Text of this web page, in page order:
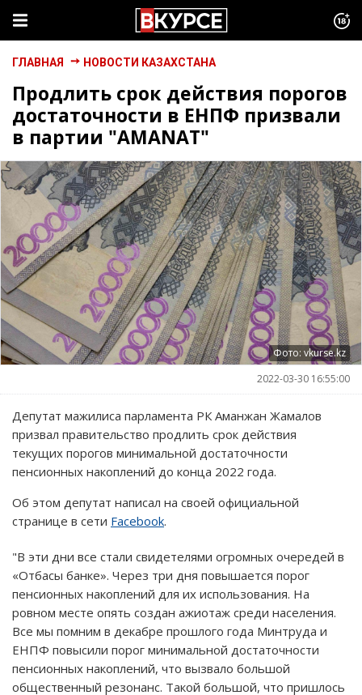
ГЛАВНАЯ НОВОСТИ КАЗАХСТАНА
Продлить срок действия порогов
достаточности в ЕНПФ призвали
в партии "AMANAT"
Фото: vkurse.kz
2022-03-30 16:55:00
Депутат мажилиса парламента РК Аманжан Жамалов
призвал правительство продлить срок действия
текущих порогов минимальной достаточности
пенсионных накоплений до конца 2022 года.
Об этом депутат написал на своей официальной
странице в сети Facebook.
"В эти дни все стали свидетелями огромных очередей в
«Отбасы банке». Через три дня повышается порог
пенсионных накоплений для их использования. На
ровном месте опять создан ажиотаж среди населения.
Все мы помним в декабре прошлого года Минтруда и
ЕНПФ повысили порог минимальной достаточности
пенсионных накоплений, что вызвало большой
общественный резонанс. Такой большой, что пришлось